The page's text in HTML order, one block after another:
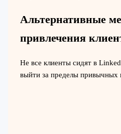
Альтернативные
привлечения
Не все клиенты сидят в
выйти за пределы привычных